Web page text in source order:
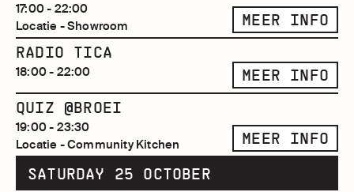
17:00 - 22:00
Locatie - Showroom
MEER INFO
RADIO TICA
18:00 - 22:00
MEER INFO
QUIZ @BROEI
19:00 - 23:30
Locatie - Community Kitchen
MEER INFO
SATURDAY 25 OCTOBER